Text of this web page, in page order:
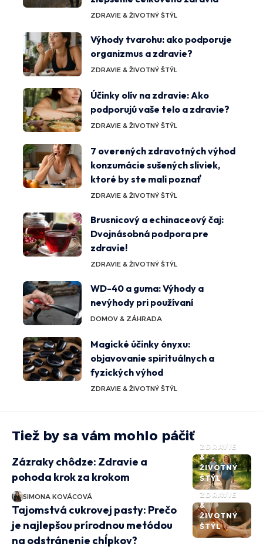
ZDRAVIE & ŽIVOTNÝ ŠTÝL
Výhody tvarohu: ako podporuje
organizmus a zdravie?
ZDRAVIE & ŽIVOTNÝ ŠTÝL
Účinky olív na zdravie: Ako
podporujú vaše telo a zdravie?
ZDRAVIE & ŽIVOTNÝ ŠTÝL
7 overených zdravotných výhod
konzumácie sušených sliviek,
ktoré by ste mali poznať
ZDRAVIE & ŽIVOTNÝ ŠTÝL
Brusnicový a echinaceový čaj:
Dvojnásobná podpora pre
zdravie!
ZDRAVIE & ŽIVOTNÝ ŠTÝL
WD-40 a guma: Výhody a
nevýhody pri používaní
DOMOV & ZÁHRADA
Magické účinky ónyxu:
objavovanie spirituálnych a
fyzických výhod
ZDRAVIE & ŽIVOTNÝ ŠTÝL
Tiež by sa vám mohlo páčiť
ZDRAVIE
&
ŽIVOTNÝ
ŠTÝL
Zázraky chôdze: Zdravie a
pohoda krok za krokom
SIMONA KOVÁCOVÁ
ZDRAVIE
&
ŽIVOTNÝ
ŠTÝL
Tajomstvá cukrovej pasty: Prečo
je najlepšou prírodnou metódou
na odstránenie chĺpkov?